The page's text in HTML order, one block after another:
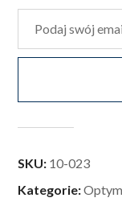
SKU: 10-023
Kategorie: